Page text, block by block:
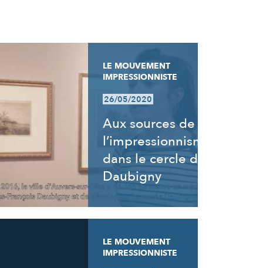
LE MOUVEMENT
IMPRESSIONNISTE
26/05/2020
Aux sources de
l’impressionnisme,
dans le cercle de
Daubigny
LE MOUVEMENT
IMPRESSIONNISTE